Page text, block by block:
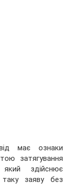
має ознаки
затягування
здійснює
заяву без